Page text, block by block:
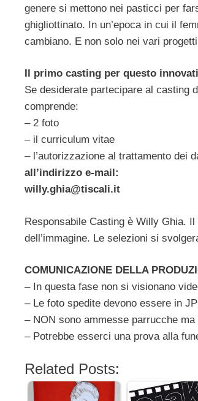
genere si mettono nei pasticci per
ghigliottinato. In un’epoca in cui il
cambiano. E non solo nei vari
Il primo casting per questo
Se desiderate partecipare al casting
comprende:
– 2 foto
– il curriculum vitae
– l’autorizzazione al trattamento dei
all’indirizzo e-mail:
willy.ghia@tiscali.it
Responsabile Casting è Willy Ghia.
dell’immagine. Le selezioni si
COMUNICAZIONE DELLA
– In questa fase non si visionano
– Le foto spedite devono essere in
– NON sono ammesse parrucche
– Potrebbe esserci una prova alla
Related Posts: